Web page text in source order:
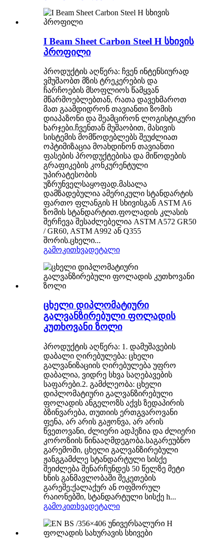
I Beam Sheet Carbon Steel H სხივის
პროფილი
პროდუქტის აღწერა: ჩვენ ინტენსიურად
ვმუშაობთ მზის ტრეკერების და
ჩარჩოების მსოფლიოს წამყვან
მწარმოებლებთან, რათა დავეხმაროთ
მათ გაამდიდრონ თავიანთი ზომის
დიაპაზონი და შეამცირონ ლოგისტიკური
ხარჯები.ჩვენთან მუშაობით, მასივის
სისტემის მომწოდებლებს შეუძლიათ
ოპტიმიზაცია მოახდინონ თავიანთი
ფასების პროდუქტებისა და მიწოდების
გრაფიკების კონკურენტული
უპირატესობის
უზრუნველსაყოფად.მასალა
დამზადებულია ამერიკული სტანდარტის
ფართო ფლანგის H სხივისგან ASTM A6
ზომის სტანდარტით.ფოლადის კლასის
შერჩევა შესაძლებელია ASTM A572 GR50
/ GR60, ASTM A992 ან Q355
შორის.ცხელი...
გამოკითხვადეტალი
ცხელი დიპლომატიური
გალვანზირებული ფოლადის
კუთხოვანი ზოლი
პროდუქტის აღწერა: 1. დამუშავების
დაბალი ღირებულება: ცხელი
გალვანიზაციის ღირებულება უფრო
დაბალია, ვიდრე სხვა საღებავების
საფარები.2. გამძლეობა: ცხელი
დიპლომატიური გალვანზირებული
ფოლადის ანგელოზს აქვს ზედაპირის
ბზინვარება, თუთიის ერთგვაროვანი
ფენა, არ არის გაჟონვა, არ არის
წვეთოვანი, ძლიერი ადჰეზია და ძლიერი
კოროზიის წინააღმდეგობა.საგარეუბნო
გარემოში, ცხელი გალვანზირებული
ჟანგგამძლე სტანდარტული სისქე
შეიძლება შენარჩუნდეს 50 წელზე მეტი
ხნის განმავლობაში შეკეთების
გარეშე;ქალაქურ ან ოფშორულ
რაიონებში, სტანდარტული სისქე h...
გამოკითხვადეტალი